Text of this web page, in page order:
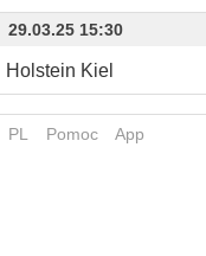
29.03.25 15:30
Holstein Kiel
PL Pomoc App